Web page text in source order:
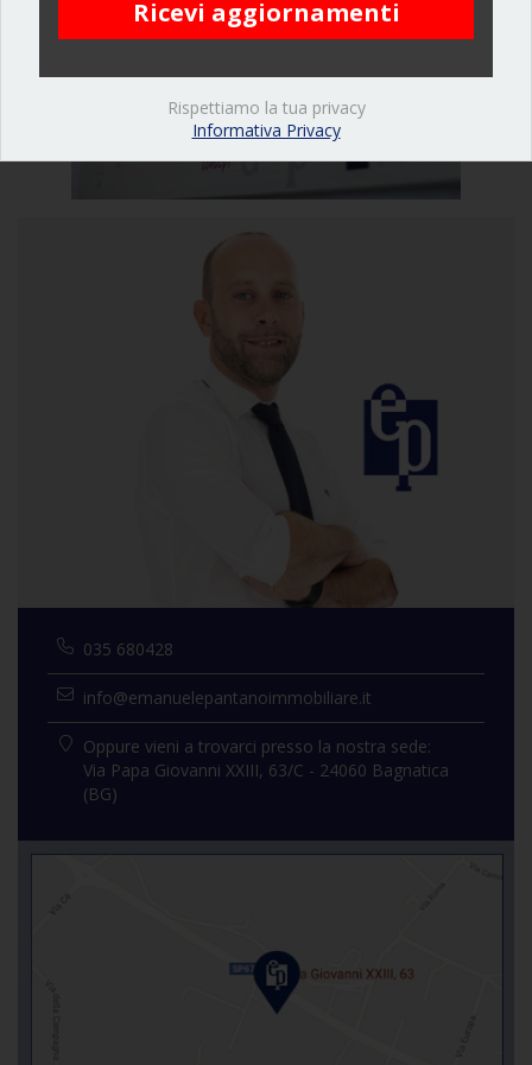
035 680428
info@emanuelepantanoimmobiliare.it
Oppure vieni a trovarci presso la nostra sede:
Via Papa Giovanni XXIII, 63/C - 24060 Bagnatica
(BG)
Rispettiamo la tua privacy
Informativa Privacy